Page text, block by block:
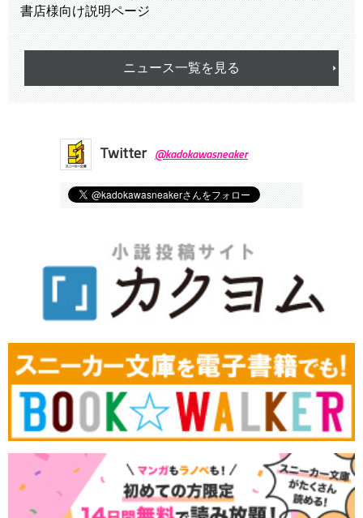
書店様向け説明ページ
ニュース一覧を見る
Twitter @kadokawasneaker